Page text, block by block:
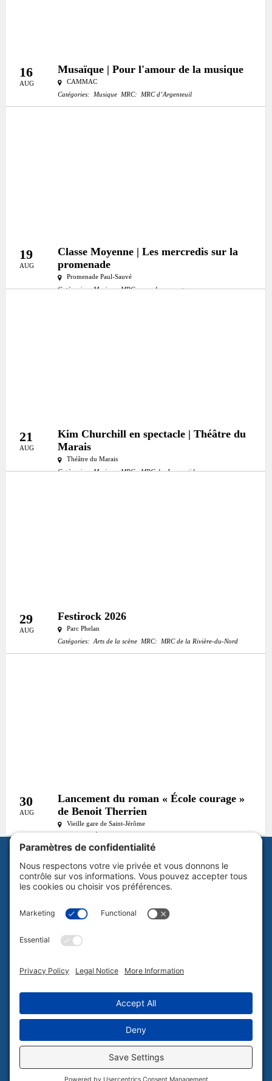
16
AUG
Musaïque | Pour l'amour de la musique
CAMMAC
Catégories:
Musique MRC: MRC d’Argenteuil
19
AUG
Classe Moyenne | Les mercredis sur la
promenade
Promenade Paul-Sauvé
Catégories: Musique MRC: mrc-deux-montagnes
21
AUG
Kim Churchill en spectacle | Théâtre du
Marais
Théâtre du Marais
Catégories: Musique MRC: MRC des Laurentides
29
AUG
Festirock 2026
Parc Phelan
Catégories: Arts de la scène MRC: MRC de la Rivière-du-Nord
30
AUG
Lancement du roman « École courage »
de Benoit Therrien
Vieille gare de Saint-Jérôme
Abonnez-vous à notre infolettre
Politique de confidentialité
Plan du site
Tous droits réservés Culture Laurentides © 2026